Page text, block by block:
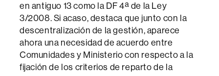
en antiguo 13 como la DF 4ª de la Ley
3/2008. Si acaso, destaca que junto con la
descentralización de la gestión, aparece
ahora una necesidad de acuerdo entre
Comunidades y Ministerio con respecto a la
fijación de los criterios de reparto de la